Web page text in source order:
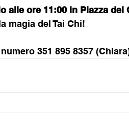
alle ore 11:00 in Piazza del
magia del Tai Chi!
351 895 8357